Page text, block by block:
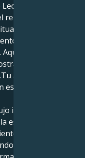
descubriendo
de la
de Júpiter
a través de
decides que
al
alma -
espiritual, empatía
impresionante y
estrella, liderar y
Pero tu
de amor